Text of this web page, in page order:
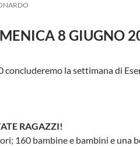
8 GIUGNO
concluderemo la settimana di
RAGAZZI!
160 bambine e bambini e una